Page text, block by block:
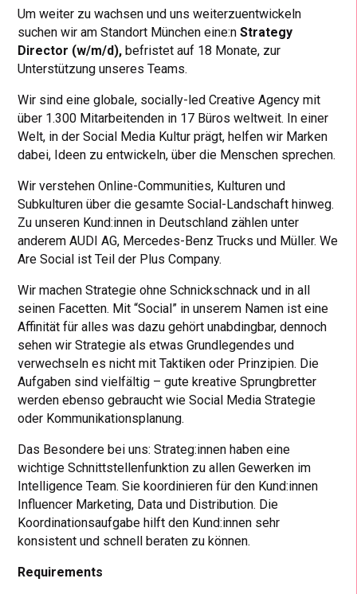
Um weiter zu wachsen und uns weiterzuentwickeln
suchen wir am Standort München eine:nStrategy
Director (w/m/d),befristet auf 18 Monate, zur
Unterstützung unseres Teams.
Wir sind eine globale, socially-led Creative Agency mit
über 1.300 Mitarbeitenden in 17 Büros weltweit. In einer
Welt, in der Social Media Kultur prägt, helfen wir Marken
dabei, Ideen zu entwickeln, über die Menschen sprechen.
Wir verstehen Online-Communities, Kulturen und
Subkulturen über die gesamte Social-Landschaft hinweg.
Zu unseren Kund:innen in Deutschland zählen unter
anderem AUDI AG, Mercedes-Benz Trucks und Müller. We
Are Social ist Teil der Plus Company.
Wir machen Strategie ohne Schnickschnack und in all
seinen Facetten. Mit “Social” in unserem Namen ist eine
Affinität für alles was dazu gehört unabdingbar, dennoch
sehen wir Strategie als etwas Grundlegendes und
verwechseln es nicht mit Taktiken oder Prinzipien. Die
Aufgaben sind vielfältig – gute kreative Sprungbretter
werden ebenso gebraucht wie Social Media Strategie
oder Kommunikationsplanung.
Das Besondere bei uns: Strateg:innen haben eine
wichtige Schnittstellenfunktion zu allen Gewerken im
Intelligence Team. Sie koordinieren für den Kund:innen
Influencer Marketing, Data und Distribution. Die
Koordinationsaufgabe hilft den Kund:innen sehr
konsistent und schnell beraten zu können.
Requirements